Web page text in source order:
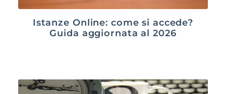
Istanze Online: come si accede?
Guida aggiornata al 2026